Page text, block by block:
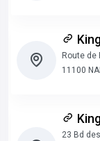
Route de
11100
23 Bd